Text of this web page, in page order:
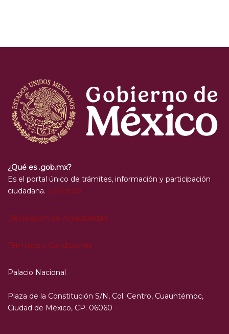
¿Qué es .gob.mx?
Es el portal único de trámites, información y participación
ciudadana. Leer más
Declaración de Accesibilidad
Términos y Condiciones
Palacio Nacional
Plaza de la Constitución S/N, Col. Centro, Cuauhtémoc,
Ciudad de México, CP. 06060